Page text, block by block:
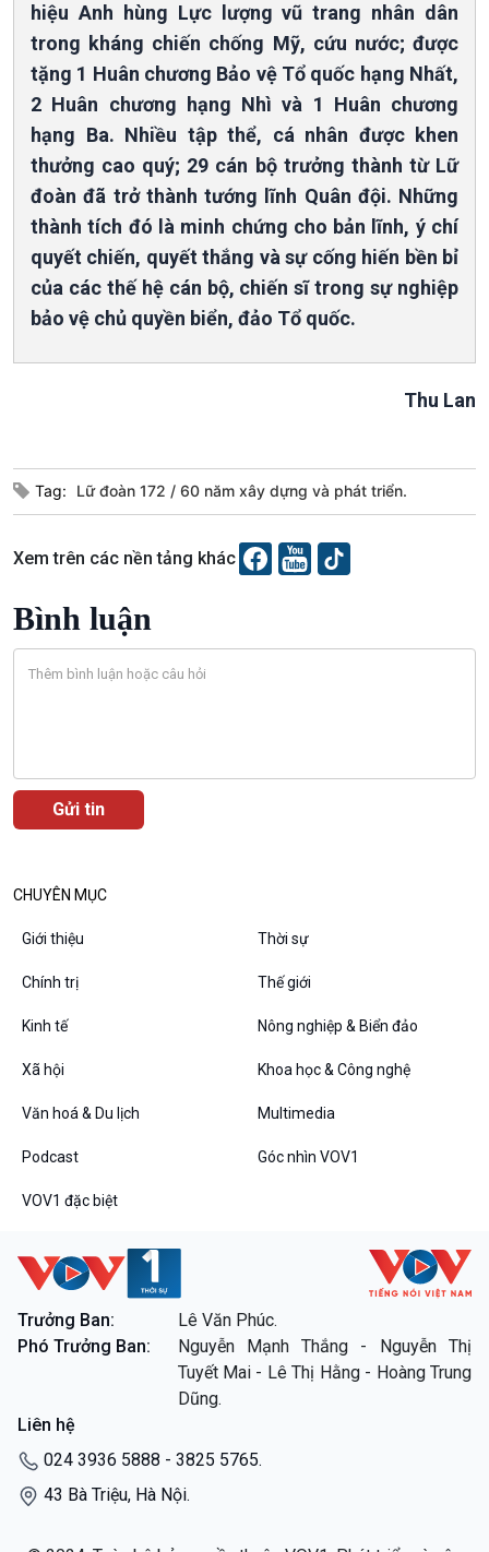
VOV1 đặc biệt
Thanh âm ký sự
Các chương trình đặc biệt
hiệu Anh hùng Lực lượng vũ trang nhân dân
trong kháng chiến chống Mỹ, cứu nước; được
tặng 1 Huân chương Bảo vệ Tổ quốc hạng Nhất,
2 Huân chương hạng Nhì và 1 Huân chương
hạng Ba. Nhiều tập thể, cá nhân được khen
thưởng cao quý; 29 cán bộ trưởng thành từ Lữ
đoàn đã trở thành tướng lĩnh Quân đội. Những
thành tích đó là minh chứng cho bản lĩnh, ý chí
quyết chiến, quyết thắng và sự cống hiến bền bỉ
của các thế hệ cán bộ, chiến sĩ trong sự nghiệp
bảo vệ chủ quyền biển, đảo Tổ quốc.
Thu Lan
Tag: Lữ đoàn 172 60 năm xây dựng và phát triển.
Xem trên các nền tảng khác
Bình luận
CHUYÊN MỤC
Giới thiệu Thời sự
Chính trị Thế giới
Kinh tế Nông nghiệp & Biển đảo
Xã hội Khoa học & Công nghệ
Văn hoá & Du lịch Multimedia
Podcast Góc nhìn VOV1
VOV1 đặc biệt
Trưởng Ban:
Lê Văn Phúc.
Phó Trưởng Ban:
Nguyễn Mạnh Thắng - Nguyễn Thị
Tuyết Mai - Lê Thị Hằng - Hoàng Trung
Dũng.
Liên hệ
024 3936 5888 - 3825 5765.
43 Bà Triệu, Hà Nội.